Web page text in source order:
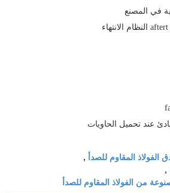
في المصنع
المقاوم للصدأ ,
,
من الفولاذ المقاوم للصدأ